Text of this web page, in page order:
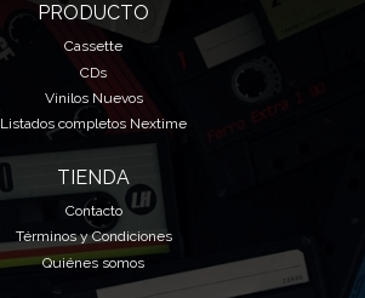
PRODUCTO
Cassette
CDs
Vinilos Nuevos
Listados completos Nextime
TIENDA
Contacto
Términos y Condiciones
Quiénes somos